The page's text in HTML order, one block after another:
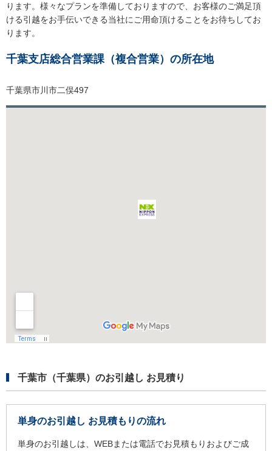
ります。様々なプランを準備しておりますので、お客様のご満足頂
ける引越をお手伝いできる当社にご用命頂けることをお待ちしてお
ります。
千葉支店総合営業課（複合営業）の所在地
千葉県市川市二俣497
千葉市（千葉県）のお引越し お見積り
単身のお引越し お見積もりの流れ
単身のお引越しは、WEBまたは電話でお見積もりおよびご成